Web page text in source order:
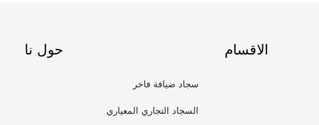
الاقسام
سجاد ضيافة فاخر
السجاد التجاري المعياري
حول نا